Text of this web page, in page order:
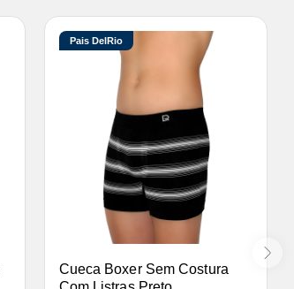
Pais DelRio
Cueca Boxer Sem Costura